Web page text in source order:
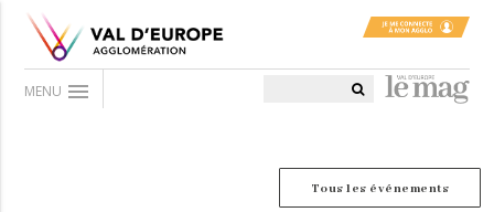
MENU menu
Tous les événements